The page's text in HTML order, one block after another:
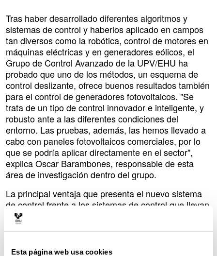
Esta página web usa cookies
Tras haber desarrollado diferentes algoritmos y
sistemas de control y haberlos aplicado en campos
tan diversos como la robótica, control de motores en
máquinas eléctricas y en generadores eólicos, el
Grupo de Control Avanzado de la UPV/EHU ha
probado que uno de los métodos, un esquema de
control deslizante, ofrece buenos resultados también
para el control de generadores fotovoltaicos. "Se
trata de un tipo de control innovador e inteligente, y
robusto ante a las diferentes condiciones del
entorno. Las pruebas, además, las hemos llevado a
cabo con paneles fotovoltaicos comerciales, por lo
que se podría aplicar directamente en el sector",
explica Oscar Barambones, responsable de esta
área de investigación dentro del grupo.
La principal ventaja que presenta el nuevo sistema
de control frente a los sistemas de control que llevan
instalados los generadores actuales es que "permite
trabajar a los generadores en su punto de máxima
óptimo, y así aumenta su eficiencia. Los sistemas de